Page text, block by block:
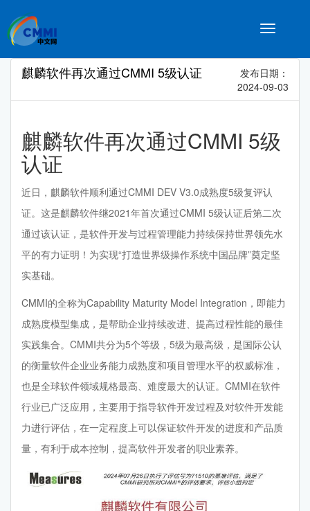
Toggle
麒麟软件再次通过CMMI 5级认证
发布日期：
2024-09-03
麒麟软件再次通过CMMI 5级
认证
近日，麒麟软件顺利通过CMMI DEV V3.0成熟度5级复评认
证。这是麒麟软件继2021年首次通过CMMI 5级认证后第二次
通过该认证，是软件开发与过程管理能力持续保持世界领先水
平的有力证明！为实现“打造世界级操作系统中国品牌”奠定坚
实基础。
CMMI的全称为Capability Maturity Model Integration，即能力
成熟度模型集成，是帮助企业持续改进、提高过程性能的最佳
实践集合。CMMI共分为5个等级，5级为最高级，是国际公认
的衡量软件企业业务能力成熟度和项目管理水平的权威标准，
也是全球软件领域规格最高、难度最大的认证。CMMI在软件
行业已广泛应用，主要用于指导软件开发过程及对软件开发能
力进行评估，在一定程度上可以保证软件开发的进度和产品质
量，有利于成本控制，提高软件开发者的职业素养。